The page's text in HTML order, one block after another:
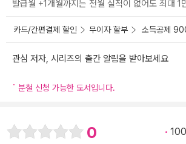
발급월 +1개월까지는 전월 실적이 없어도 최대 1
카드/간편결제 할인 무이자 할부 소득공제
관심 저자, 시리즈의 출간 알림을 받아보세요
분철 신청 가능한 도서입니다.
0